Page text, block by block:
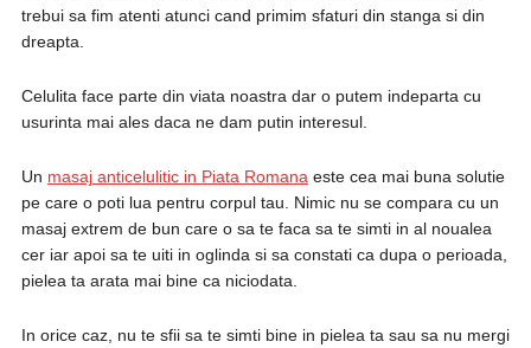
trebui sa fim atenti atunci cand primim sfaturi din stanga si din
dreapta.
Celulita face parte din viata noastra dar o putem indeparta cu
usurinta mai ales daca ne dam putin interesul.
Un masaj anticelulitic in Piata Romana este cea mai buna solutie
pe care o poti lua pentru corpul tau. Nimic nu se compara cu un
masaj extrem de bun care o sa te faca sa te simti in al noualea
cer iar apoi sa te uiti in oglinda si sa constati ca dupa o perioada,
pielea ta arata mai bine ca niciodata.
In orice caz, nu te sfii sa te simti bine in pielea ta sau sa nu mergi